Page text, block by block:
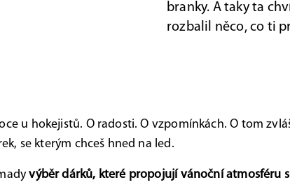
branky. A taky ta
rozbalil něco, co ti
u hokejistů. O radosti. O vzpomínkách. O tom
se kterým chceš hned na led.
výběr dárků, které propojují vánoční atmosféru